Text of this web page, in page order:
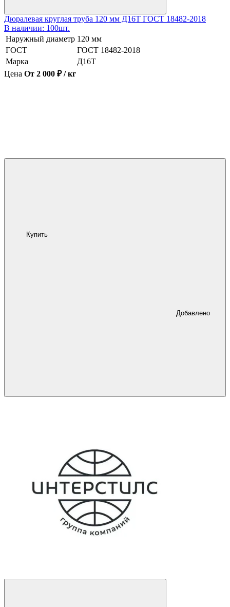
Дюралевая круглая труба 120 мм Д16Т ГОСТ 18482-2018
В наличии: 100шт.
Наружный диаметр 120 мм
ГОСТ
ГОСТ 18482-2018
Марка
Д16Т
Цена От 2 000 ₽ / кг
Купить
Добавлено